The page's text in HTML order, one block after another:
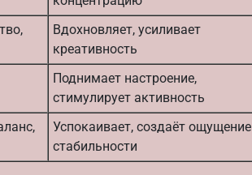
Вдохновляет, усиливает
креативность
Поднимает настроение,
стимулирует активность
Успокаивает, создаёт ощущение
стабильности